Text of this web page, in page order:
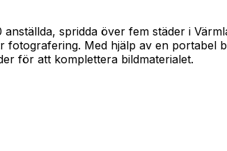
spridda över fem städer i
Med hjälp av en portabel
för att komplettera bildmaterialet.